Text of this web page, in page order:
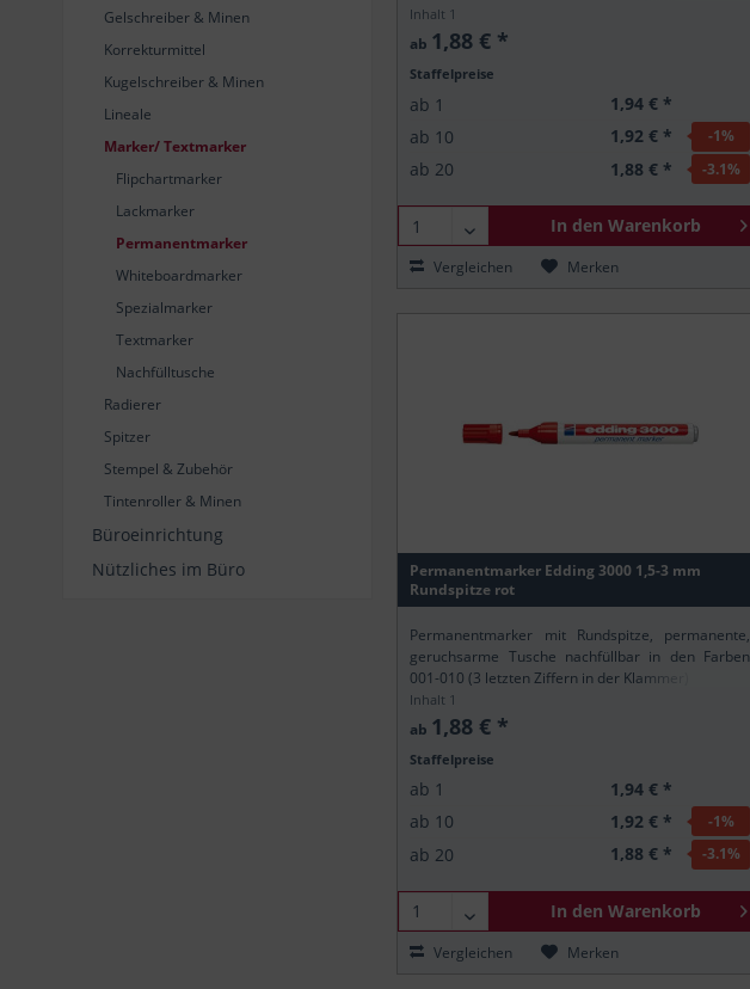
Gelschreiber & Minen
Korrekturmittel
Kugelschreiber & Minen
Lineale
Marker/ Textmarker
Flipchartmarker
Lackmarker
Permanentmarker
Whiteboardmarker
Spezialmarker
Textmarker
Nachfülltusche
Radierer
Spitzer
Stempel & Zubehör
Tintenroller & Minen
Büroeinrichtung
Nützliches im Büro
Inhalt 1
ab 1,88 € *
Staffelpreise
ab 1
1,94 € *
ab 10 1,92 € * -1%
ab 20 1,88 € * -3.1%
In den Warenkorb
Vergleichen Merken
Permanentmarker Edding 3000 1,5-3 mm
Rundspitze rot
Permanentmarker mit Rundspitze, permanente,
geruchsarme Tusche nachfüllbar in den Farben
001-010 (3 letzten Ziffern in der Klammer)
Inhalt 1
ab 1,88 € *
Staffelpreise
ab 1
1,94 € *
ab 10 1,92 € * -1%
ab 20 1,88 € * -3.1%
In den Warenkorb
Vergleichen Merken